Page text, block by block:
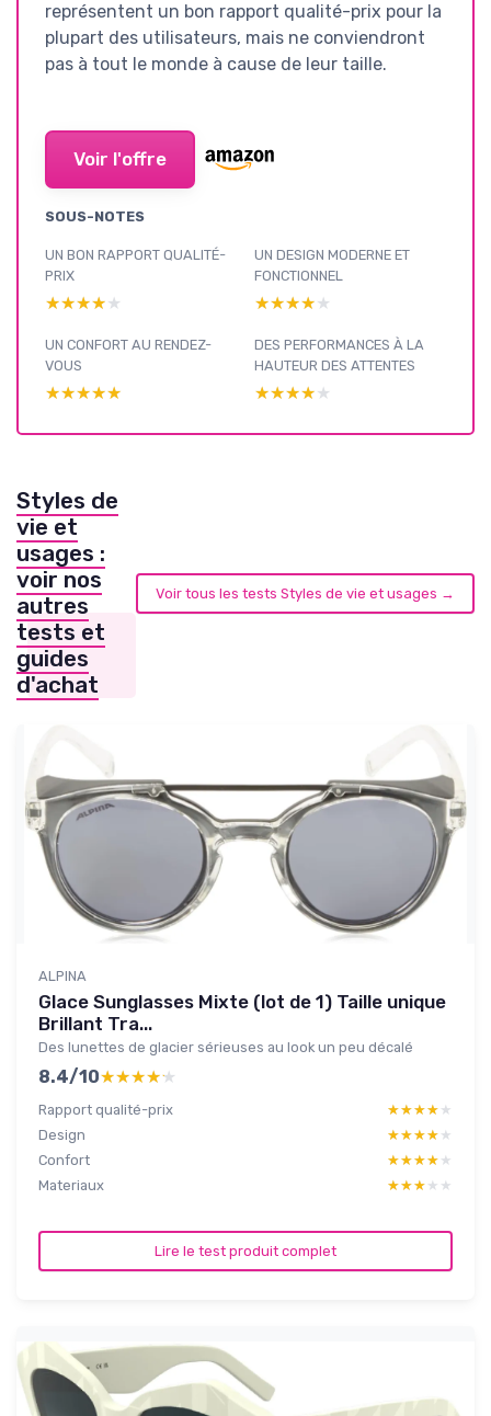
représentent un bon rapport qualité-prix pour la
plupart des utilisateurs, mais ne conviendront
pas à tout le monde à cause de leur taille.
Voir l'offre
SOUS-NOTES
UN BON RAPPORT QUALITÉ-
PRIX
★★★★★
★★★★★
UN DESIGN MODERNE ET
FONCTIONNEL
★★★★★
★★★★★
UN CONFORT AU RENDEZ-
VOUS
★★★★★
★★★★★
DES PERFORMANCES À LA
HAUTEUR DES ATTENTES
★★★★★
★★★★★
Styles de
vie et
usages :
voir nos
autres
tests et
guides
d'achat
Voir tous les tests Styles de vie et usages →
ALPINA
Glace Sunglasses Mixte (lot de 1) Taille unique
Brillant Tra...
Des lunettes de glacier sérieuses au look un peu décalé
8.4/10★★★★★
★★★★★
Rapport qualité-prix ★★★★★
★★★★★
Design
★★★★★
★★★★★
Confort
★★★★★
★★★★★
Materiaux
★★★★★
★★★★★
Lire le test produit complet